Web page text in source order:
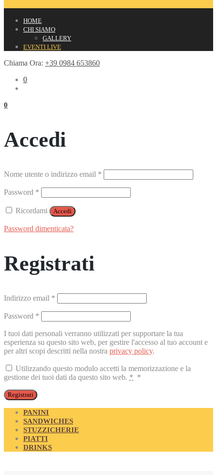
HOME
CHI SIAMO
GALLERY
EVENTI LIVE
Chiama Ora: +39 0984 653860
0
0
Accedi
Nome utente o indirizzo email *
Password *
Ricordami Accedi
Password dimenticata?
Registrati
Indirizzo email *
Password *
I tuoi dati personali verranno utilizzati per supportare la tua
esperienza su questo sito web, per gestire l'accesso al tuo account e
per altri scopi descritti nella nostra privacy policy.
Utilizzando questo modulo accetti la memorizzazione e la
gestione dei tuoi dati da questo sito web. * *
Registrati
PANINI
SANDWICHES
STUZZICHERIE
PIATTI
DRINKS